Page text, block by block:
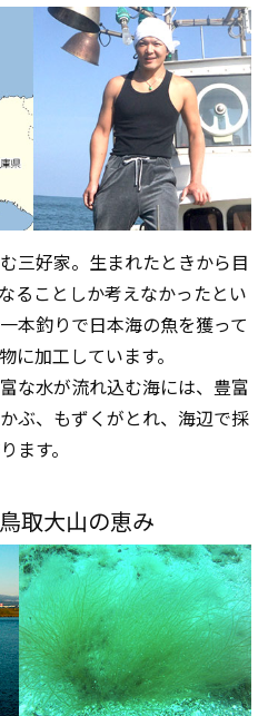
三好家。生まれたときから目
ることしか考えなかったとい
本釣りで日本海の魚を獲って
に加工しています。
な水が流れ込む海には、豊富
ぶ、もずくがとれ、海辺で採
ます。
取大山の恵み